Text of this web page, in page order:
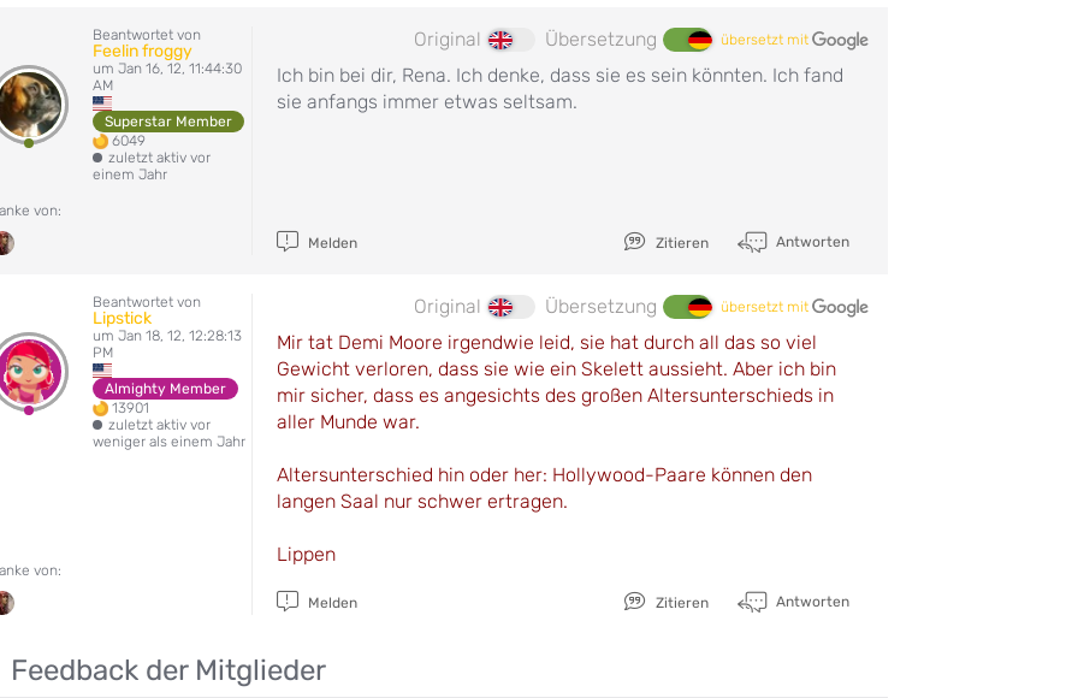
Beantwortet von
Feelin froggy
um Jan 16, 12, 11:44:30
AM
Superstar Member
6049
zuletzt aktiv vor
einem Jahr
von:
Original Übersetzung übersetzt mit
Ich bin bei dir, Rena. Ich denke, dass sie es sein könnten. Ich fand
sie anfangs immer etwas seltsam.
Melden Zitieren Antworten
Beantwortet von
Lipstick
um Jan 18, 12, 12:28:13
PM
Almighty Member
13901
zuletzt aktiv vor
weniger als einem Jahr
von:
Original Übersetzung übersetzt mit
Mir tat Demi Moore irgendwie leid, sie hat durch all das so viel
Gewicht verloren, dass sie wie ein Skelett aussieht. Aber ich bin
mir sicher, dass es angesichts des großen Altersunterschieds in
aller Munde war.
Altersunterschied hin oder her: Hollywood-Paare können den
langen Saal nur schwer ertragen.
Lippen
Melden Zitieren Antworten
Feedback der Mitglieder